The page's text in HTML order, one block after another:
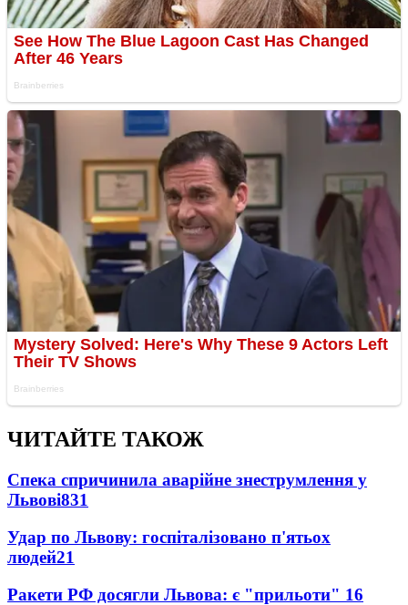
ЧИТАЙТЕ ТАКОЖ
Спека спричинила аварійне знеструмлення у
Львові831
Удар по Львову: госпіталізовано п'ятьох
людей21
Ракети РФ досягли Львова: є "прильоти" 16